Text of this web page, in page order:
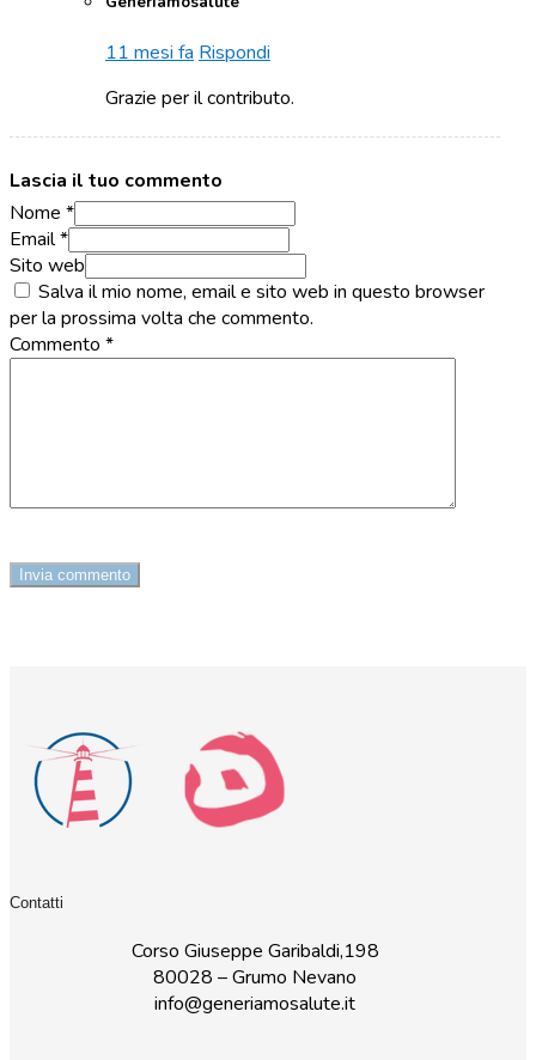
11 mesi fa Rispondi
Grazie per il contributo.
Lascia il tuo commento
Nome *
Email *
Sito web
Salva il mio nome, email e sito web in questo browser
per la prossima volta che commento.
Commento *
Contatti
Corso Giuseppe Garibaldi,198
80028 – Grumo Nevano
info@generiamosalute.it